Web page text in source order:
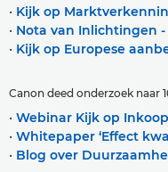
• Kijk op
• Nota van Inlichtingen
• Kijk op Europese
Canon deed onderzoek naar
• Webinar Kijk op Inkoop
• Whitepaper ‘Effect
• Blog over